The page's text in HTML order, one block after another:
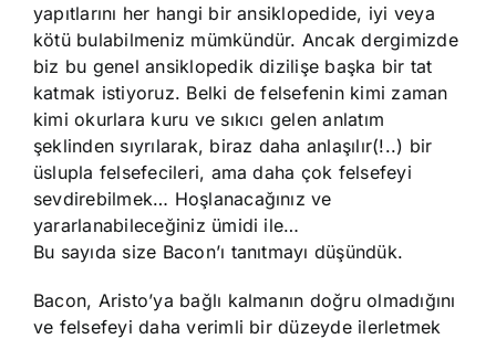
yapıtlarını her hangi bir ansiklopedide, iyi veya
kötü bulabilmeniz mümkündür. Ancak dergimizde
biz bu genel ansiklopedik dizilişe başka bir tat
katmak istiyoruz. Belki de felsefenin kimi zaman
kimi okurlara kuru ve sıkıcı gelen anlatım
şeklinden sıyrılarak, biraz daha anlaşılır(!..) bir
üslupla felsefecileri, ama daha çok felsefeyi
sevdirebilmek… Hoşlanacağınız ve
yararlanabileceğiniz ümidi ile…
Bu sayıda size Bacon’ı tanıtmayı düşündük.
Bacon, Aristo’ya bağlı kalmanın doğru olmadığını
ve felsefeyi daha verimli bir düzeyde ilerletmek